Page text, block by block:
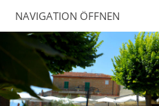
NAVIGATION ÖFFNEN